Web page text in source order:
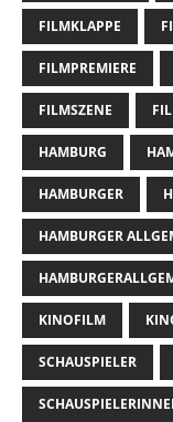
FILMKLAPPE
FILMPREMIERE
FILMSZENE
HAMBURG
HAMBURGER
HAMBURGER
KINOFILM
SCHAUSPIELER